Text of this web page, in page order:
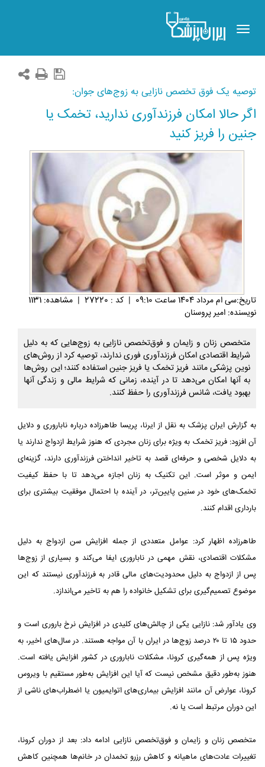
Toggle
navigation
توصیه یک فوق‌ تخصص نازایی به زوج‌های جوان:
اگر حالا امکان فرزندآوری ندارید، تخمک یا
جنین را فریز کنید
تاريخ:سی ام مرداد 1404 ساعت 09:10 | کد : 27220 | مشاهده: 1131
نویسنده: امیر پروسنان
متخصص زنان و زایمان و فوق‌تخصص نازایی به زوج‌هایی که به دلیل
شرایط اقتصادی امکان فرزندآوری فوری ندارند، توصیه کرد از روش‌های
نوین پزشکی مانند فریز تخمک یا فریز جنین استفاده کنند؛ این روش‌ها
به آنها امکان می‌دهد تا در آینده، زمانی که شرایط مالی و زندگی‌ آنها
بهبود یافت، شانس فرزندآوری را حفظ کنند.
به گزارش ایران پزشک به نقل از ایرنا، پریسا طاهرزاده درباره ناباروری و دلایل
آن افزود: فریز تخمک به‌ ویژه برای زنان مجردی که هنوز شرایط ازدواج ندارند یا
به دلایل شخصی و حرفه‌ای قصد به تاخیر انداختن فرزندآوری دارند، گزینه‌ای
ایمن و موثر است. این تکنیک به زنان اجازه می‌دهد تا با حفظ کیفیت
تخمک‌های خود در سنین پایین‌تر، در آینده با احتمال موفقیت بیشتری برای
بارداری اقدام کنند.
طاهرزاده اظهار کرد: عوامل متعددی از جمله افزایش سن ازدواج به دلیل
مشکلات اقتصادی، نقش مهمی در ناباروری ایفا می‌کند و بسیاری از زوج‌ها
پس از ازدواج به دلیل محدودیت‌های مالی قادر به فرزندآوری نیستند که این
موضوع تصمیم‌گیری برای تشکیل خانواده را هم به تاخیر می‌اندازد.
وی یادآور شد: نازایی یکی از چالش‌های کلیدی در افزایش نرخ باروری است و
حدود ۱۵ تا ۲۰ درصد زوج‌ها در ایران با آن مواجه هستند. در سال‌های اخیر، به‌
ویژه پس از همه‌گیری کرونا، مشکلات ناباروری در کشور افزایش یافته است.
هنوز به‌طور دقیق مشخص نیست که آیا این افزایش به‌طور مستقیم با ویروس
کرونا، عوارض آن مانند افزایش بیماری‌های اتوایمیون یا اضطراب‌های ناشی از
این دوران مرتبط است یا نه.
متخصص زنان و زایمان و فوق‌تخصص نازایی ادامه داد: بعد از دوران کرونا،
تغییرات عادت‌های ماهیانه و کاهش رزرو تخمدان در خانم‌ها همچنین کاهش